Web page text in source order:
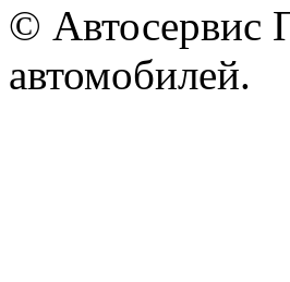
© Автосервис
автомобилей.